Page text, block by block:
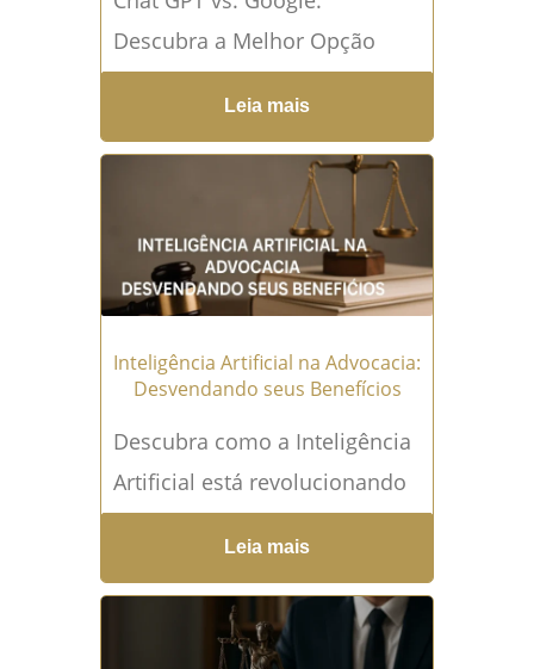
Descubra a Melhor Opção
para Advogados Neste artigo,
vamos comparar duas
ferramentas poderosas: o
Leia mais →
Leia mais
Inteligência Artificial na Advocacia:
Desvendando seus Benefícios
Descubra como a Inteligência
Artificial está revolucionando
a advocacia e saiba como
utilizá-la para impulsionar sua
carreira. Conheça as
aplicações práticas,
Leia mais